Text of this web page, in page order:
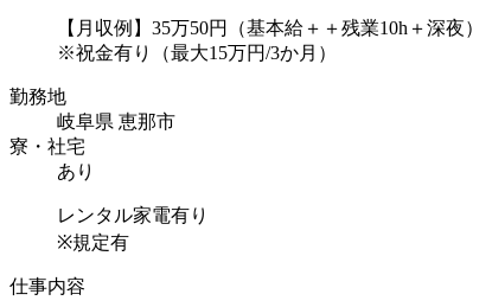
【月収例】35万50円（基本給＋＋残業10h＋深夜）
※祝金有り（最大15万円/3か月）
勤務地
岐阜県 恵那市
寮・社宅
あり
レンタル家電有り
※規定有
仕事内容